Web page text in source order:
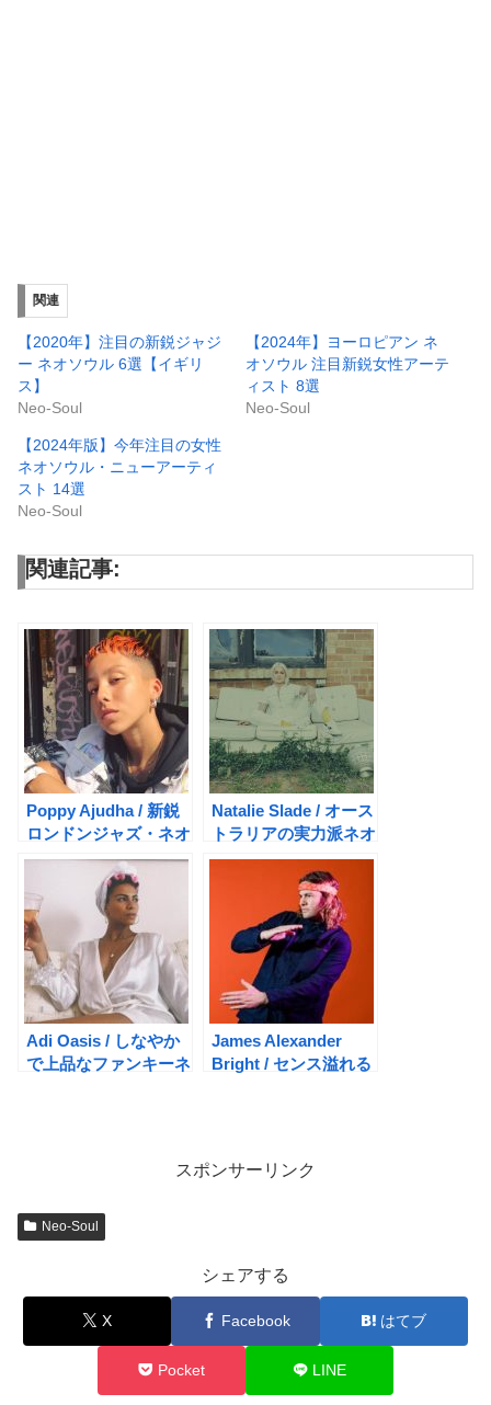
関連
【2020年】注目の新鋭ジャジ
ー ネオソウル 6選【イギリ
ス】
Neo-Soul
【2024年】ヨーロピアン ネ
オソウル 注目新鋭女性アーテ
ィスト 8選
Neo-Soul
【2024年版】今年注目の女性
ネオソウル・ニューアーティ
スト 14選
Neo-Soul
関連記事:
Poppy Ajudha / 新鋭
ロンドンジャズ・ネオ
ソウルシンガー
Natalie Slade / オース
トラリアの実力派ネオ
ソウルシンガー
Adi Oasis / しなやか
で上品なファンキーネ
James Alexander
Bright / センス溢れる
スポンサーリンク
Neo-Soul
シェアする
X Facebook はてブ
Pocket LINE